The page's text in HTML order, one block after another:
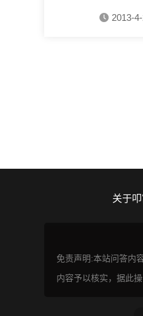
2013-
关于
免责声明:本站问答内
内容予以核实，据此